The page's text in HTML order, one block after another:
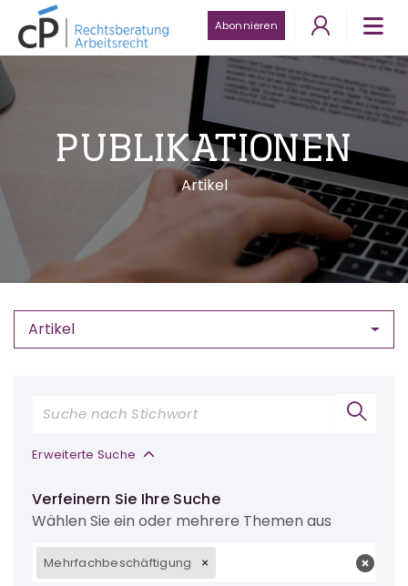
Abonnieren
PUBLIKATIONEN
Artikel
Artikel
Erweiterte Suche
Verfeinern Sie Ihre Suche
Wählen Sie ein oder mehrere Themen aus
Mehrfachbeschäftigung